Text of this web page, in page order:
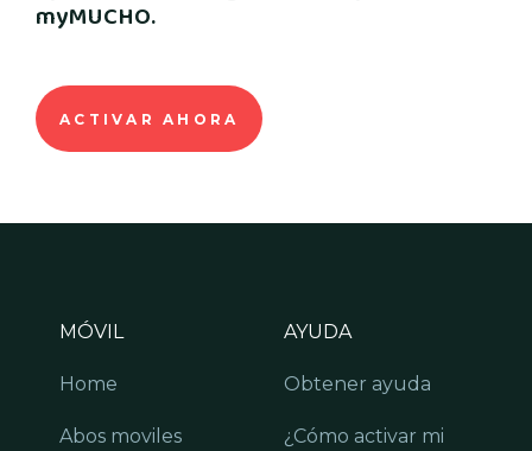
myMUCHO.
ACTIVAR AHORA
MÓVIL
Home
Abos moviles
AYUDA
Obtener ayuda
¿Cómo activar mi